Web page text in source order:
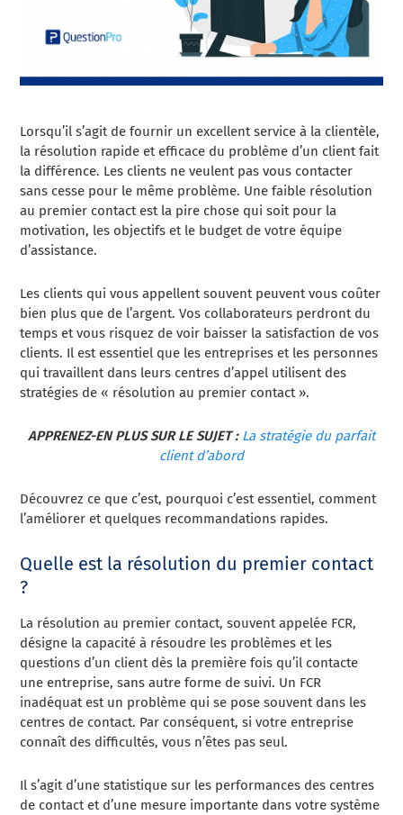
Lorsqu’il s’agit de fournir un excellent service à la clientèle,
la résolution rapide et efficace du problème d’un client fait
la différence. Les clients ne veulent pas vous contacter
sans cesse pour le même problème. Une faible résolution
au premier contact est la pire chose qui soit pour la
motivation, les objectifs et le budget de votre équipe
d’assistance.
Les clients qui vous appellent souvent peuvent vous coûter
bien plus que de l’argent. Vos collaborateurs perdront du
temps et vous risquez de voir baisser la satisfaction de vos
clients. Il est essentiel que les entreprises et les personnes
qui travaillent dans leurs centres d’appel utilisent des
stratégies de « résolution au premier contact ».
APPRENEZ-EN PLUS SUR LE SUJET : La stratégie du parfait
client d’abord
Découvrez ce que c’est, pourquoi c’est essentiel, comment
l’améliorer et quelques recommandations rapides.
Quelle est la résolution du premier contact
?
La résolution au premier contact, souvent appelée FCR,
désigne la capacité à résoudre les problèmes et les
questions d’un client dès la première fois qu’il contacte
une entreprise, sans autre forme de suivi. Un FCR
inadéquat est un problème qui se pose souvent dans les
centres de contact. Par conséquent, si votre entreprise
connaît des difficultés, vous n’êtes pas seul.
Il s’agit d’une statistique sur les performances des centres
de contact et d’une mesure importante dans votre système